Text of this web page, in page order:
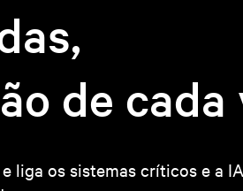
de cada
liga os sistemas críticos e a